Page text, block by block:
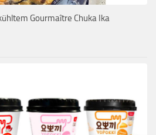
Gourmaître Chuka Ika